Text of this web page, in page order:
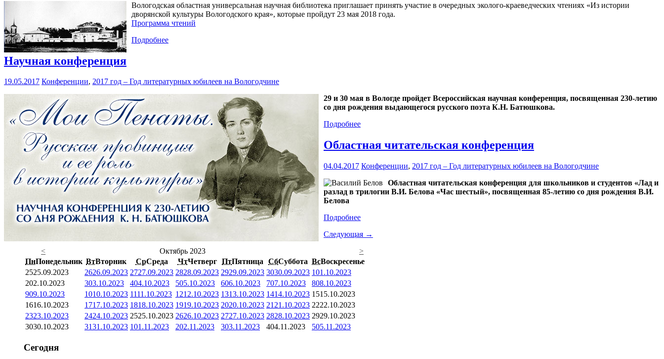
Вологодская областная универсальная научная библиотека приглашает принять участие в очередных эколого-краеведческих чтениях «Из истории
дворянской культуры Вологодского края», которые пройдут 23 мая 2018 года.
Программа чтений
Подробнее
Научная конференция
19.05.2017 Конференции, 2017 год – Год литературных юбилеев на Вологодчине
29 и 30 мая в Вологде пройдет Всероссийская научная конференция, посвященная 230-летию
со дня рождения выдающегося русского поэта К.Н. Батюшкова.
Подробнее
Областная читательская конференция
04.04.2017 Конференции, 2017 год – Год литературных юбилеев на Вологодчине
Областная читательская конференция для школьников и студентов «Лад и
разлад в трилогии В.И. Белова «Час шестый», посвященная 85-летию со дня рождения В.И.
Белова
Подробнее
Следующая →
<
Октябрь 2023
>
ПнПонедельник ВтВторник СрСреда ЧтЧетверг ПтПятница СбСуббота ВсВоскресенье
2525.09.2023 2626.09.2023 2727.09.2023 2828.09.2023 2929.09.2023 3030.09.2023 101.10.2023
202.10.2023 303.10.2023 404.10.2023 505.10.2023 606.10.2023 707.10.2023 808.10.2023
909.10.2023 1010.10.2023 1111.10.2023 1212.10.2023 1313.10.2023 1414.10.2023 1515.10.2023
1616.10.2023 1717.10.2023 1818.10.2023 1919.10.2023 2020.10.2023 21 21.10.2023 2222.10.2023
2323.10.2023 2424.10.2023 2525.10.2023 2626.10.2023 2727.10.2023 2828.10.2023 2929.10.2023
3030.10.2023 3131.10.2023 101.11.2023 202.11.2023 303.11.2023 404.11.2023 505.11.2023
Сегодня